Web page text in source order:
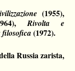
(1955),
Rivolta e
filosofica(1972).
Russia zarista,